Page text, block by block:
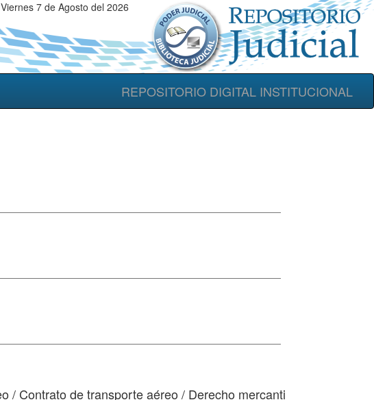
Viernes 7 de Agosto del 2026
REPOSITORIO DIGITAL INSTITUCIONAL